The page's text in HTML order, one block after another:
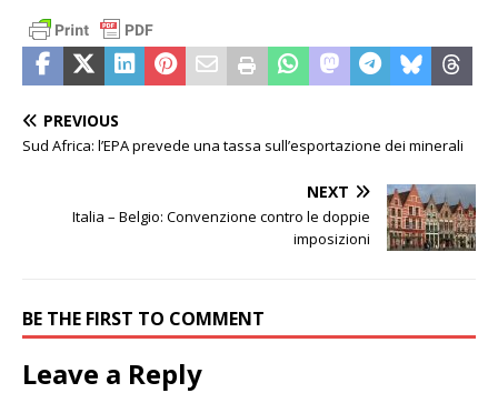
PREVIOUS
Sud Africa: l’EPA prevede una tassa sull’esportazione dei minerali
NEXT
Italia – Belgio: Convenzione contro le doppie
imposizioni
BE THE FIRST TO COMMENT
Leave a Reply